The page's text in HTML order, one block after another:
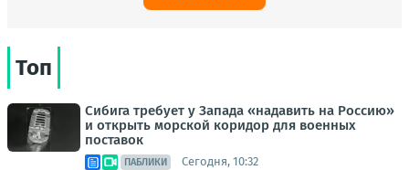
Топ
Сибига требует у Запада «надавить на Россию»
и открыть морской коридор для военных
поставок
ПАБЛИКИ Сегодня, 10:32